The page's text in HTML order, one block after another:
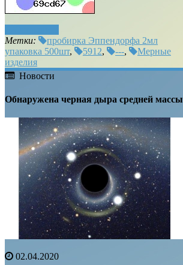
Метки:
пробирка Эппендорфа 2мл
упаковка 500шт, 5912, ---,
Мерные
изделия
Новости
Обнаружена черная дыра средней массы
02.04.2020